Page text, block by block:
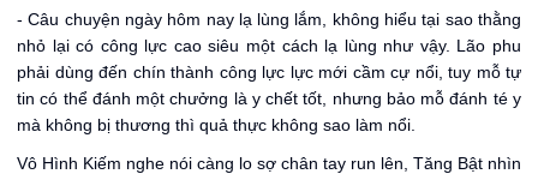
- Câu chuyện ngày hôm nay lạ lùng lắm, không hiểu tại sao thằng
nhỏ lại có công lực cao siêu một cách lạ lùng như vậy. Lão phu
phải dùng đến chín thành công lực lực mới cầm cự nổi, tuy mỗ tự
tin có thể đánh một chưởng là y chết tốt, nhưng bảo mỗ đánh té y
mà không bị thương thì quả thực không sao làm nổi.
Vô Hình Kiếm nghe nói càng lo sợ chân tay run lên, Tăng Bật nhìn